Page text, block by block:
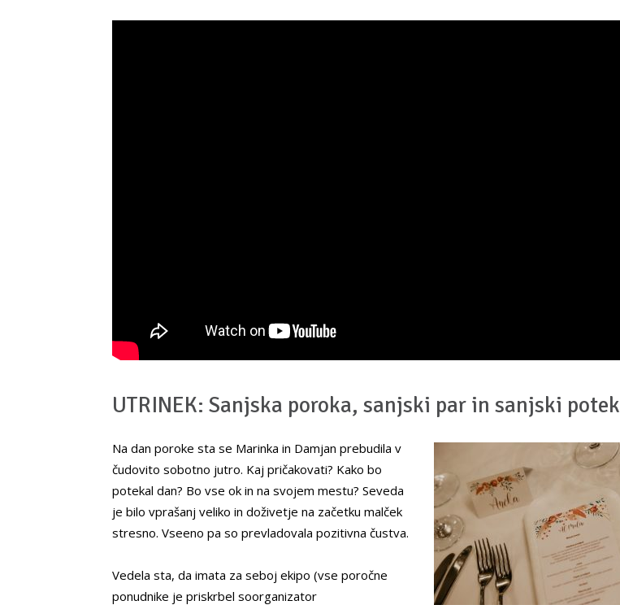
UTRINEK: Sanjska poroka, sanjski par in sanjski potek
Na dan poroke sta se Marinka in Damjan prebudila v
čudovito sobotno jutro. Kaj pričakovati? Kako bo
potekal dan? Bo vse ok in na svojem mestu? Seveda
je bilo vprašanj veliko in doživetje na začetku malček
stresno. Vseeno pa so prevladovala pozitivna čustva.
Vedela sta, da imata za seboj ekipo (vse poročne
ponudnike je priskrbel soorganizator